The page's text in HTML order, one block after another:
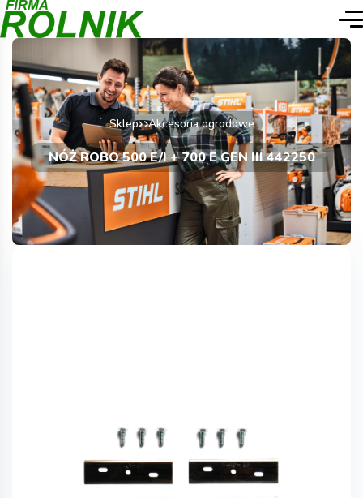
Sklep Akcesoria ogrodowe
NÓŻ ROBO 500 E/I + 700 E GEN III 442250